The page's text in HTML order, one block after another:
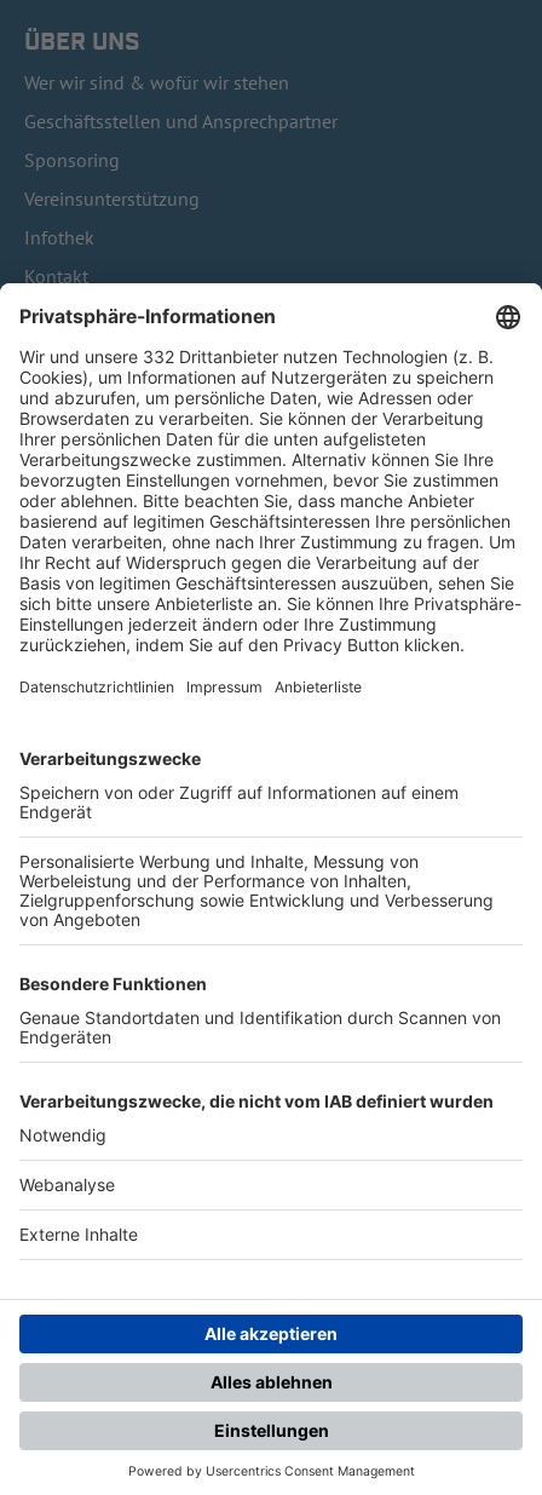
ÜBER UNS
Wer wir sind & wofür wir stehen
Geschäftsstellen und Ansprechpartner
Sponsoring
Vereinsunterstützung
Infothek
Kontakt
HÄUFIG BESUCHTE SEITEN
Pässe und Vereinswechsel
Trainerausbildung
Schulungsangebot Vereinsmitarbeiter
BFV-Geschäftsstellen
Trainerbörse
Login SpielPlus
FOLGE DEM BFV
TOP-VEREINE
TOP-PARTNER
Nutzungsbedingungen Datenschutz Impressum